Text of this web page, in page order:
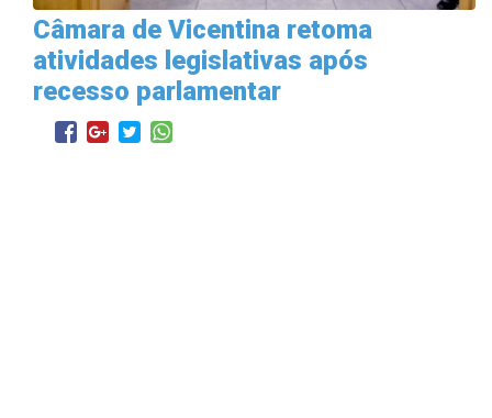
Câmara de Vicentina retoma
atividades legislativas após
recesso parlamentar